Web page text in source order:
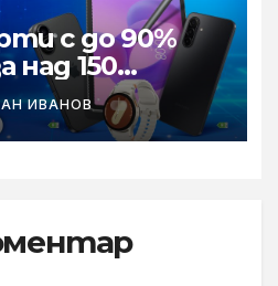
с до 90%
над 150
от Vivacom
ИВАНОВ